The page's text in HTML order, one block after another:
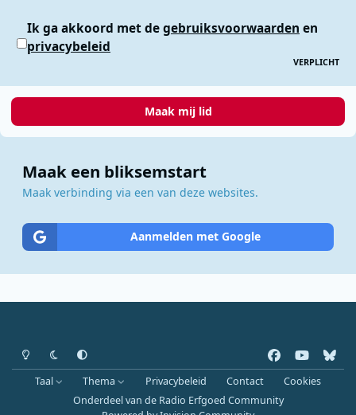
Ik ga akkoord met degebruiksvoorwaarden en
privacybeleid
VERPLICHT
Maak mij lid
Maak een bliksemstart
Maak verbinding via een van deze websites.
Aanmelden met Google
Heldere modus
Donkere modus
Systeemvoorkeur
a
c
e
o
u
b
l
u
Taal Thema Privacybeleid Contact
Cookies
Onderdeel van de Radio Erfgoed Community